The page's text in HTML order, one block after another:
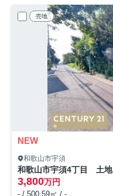
売地
NEW
和歌山市宇須
和歌山市宇須4丁目 土地
3,800万円
- / 500.59㎡ / -